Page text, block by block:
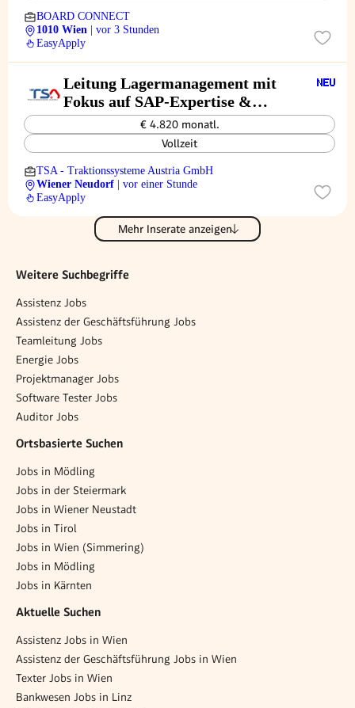
BOARD CONNECT
1010 Wien
| vor 3 Stunden
EasyApply
Leitung Lagermanagement mit
Fokus auf SAP-Expertise &
Digitalisierung (m/w/d)
€ 4.820 monatl.
Vollzeit
TSA - Traktionssysteme Austria GmbH
Wiener Neudorf
| vor einer Stunde
EasyApply
Mehr Inserate anzeigen
Weitere Suchbegriffe
Assistenz Jobs
Assistenz der Geschäftsführung Jobs
Teamleitung Jobs
Energie Jobs
Projektmanager Jobs
Software Tester Jobs
Auditor Jobs
Ortsbasierte Suchen
Jobs in Mödling
Jobs in der Steiermark
Jobs in Wiener Neustadt
Jobs in Tirol
Jobs in Wien (Simmering)
Jobs in Mödling
Jobs in Kärnten
Aktuelle Suchen
Assistenz Jobs in Wien
Assistenz der Geschäftsführung Jobs in Wien
Texter Jobs in Wien
Bankwesen Jobs in Linz